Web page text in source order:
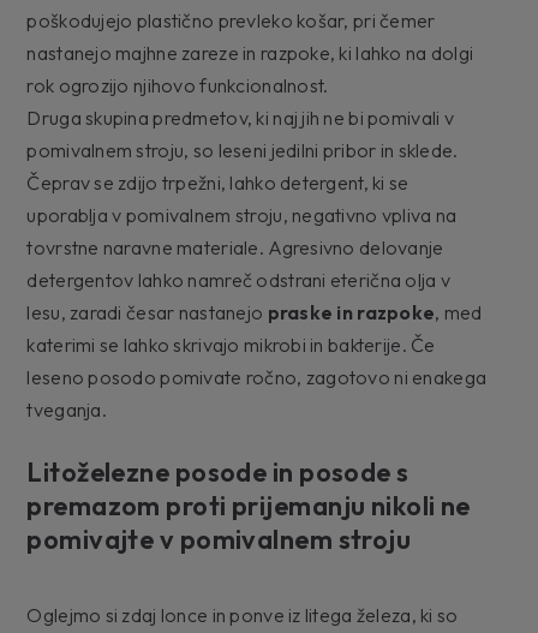
poškodujejo plastično prevleko košar, pri čemer
nastanejo majhne zareze in razpoke, ki lahko na dolgi
rok ogrozijo njihovo funkcionalnost.
Druga skupina predmetov, ki naj jih ne bi pomivali v
pomivalnem stroju, so leseni jedilni pribor in sklede.
Čeprav se zdijo trpežni, lahko detergent, ki se
uporablja v pomivalnem stroju, negativno vpliva na
tovrstne naravne materiale. Agresivno delovanje
detergentov lahko namreč odstrani eterična olja v
lesu, zaradi česar nastanejo praske in razpoke, med
katerimi se lahko skrivajo mikrobi in bakterije. Če
leseno posodo pomivate ročno, zagotovo ni enakega
tveganja.
Litoželezne posode in posode s
premazom proti prijemanju nikoli ne
pomivajte v pomivalnem stroju
Oglejmo si zdaj lonce in ponve iz litega železa, ki so